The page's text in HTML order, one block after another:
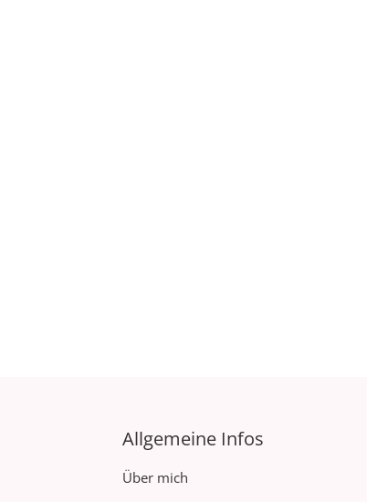
Allgemeine Infos
Über mich